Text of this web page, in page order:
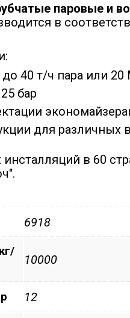
паровые и
в
40 т/ч пара или
бар
для различных
в 60
6918
10000
12